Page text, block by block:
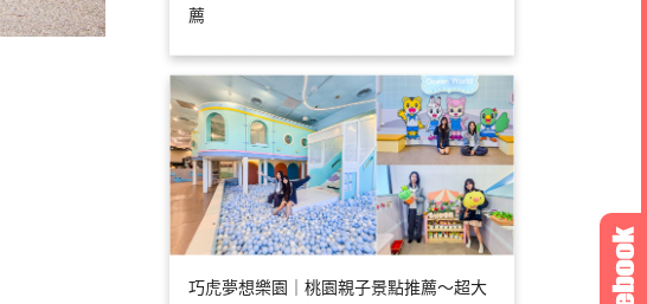
薦
巧虎夢想樂園｜桃園親子景點推薦～超大